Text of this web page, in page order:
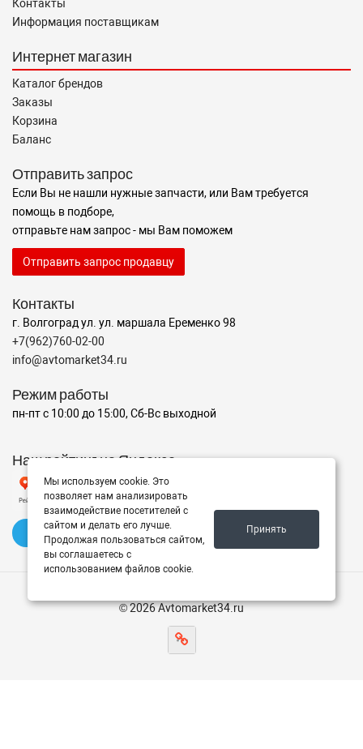
Контакты
Информация поставщикам
Интернет магазин
Каталог брендов
Заказы
Корзина
Баланс
Отправить запрос
Если Вы не нашли нужные запчасти, или Вам требуется
помощь в подборе,
отправьте нам запрос - мы Вам поможем
Отправить запрос продавцу
Контакты
г. Волгоград ул. ул. маршала Еременко 98
+7(962)760-02-00
info@avtomarket34.ru
Режим работы
пн-пт с 10:00 до 15:00, Сб-Вс выходной
Наш рейтинг на Яндексе
✍️ Оставить отзыв
© 2026 Avtomarket34.ru
Мы используем cookie. Это
позволяет нам анализировать
взаимодействие посетителей с
сайтом и делать его лучше.
Продолжая пользоваться сайтом,
вы соглашаетесь с
использованием файлов cookie.
Принять